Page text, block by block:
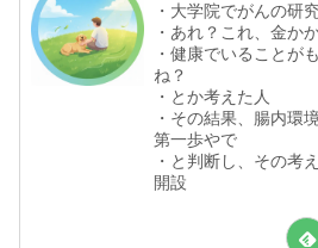
・大学院でがんの研
・あれ？これ、金か
・健康でいることが
ね？
・とか考えた人
・その結果、腸内環
第一歩やで
・と判断し、その考
開設